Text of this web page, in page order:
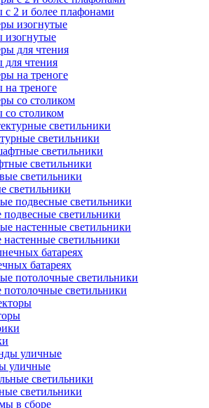
2 и более плафонами
изогнутые
чтения
треноге
столиком
светильники
светильники
светильники
светильники
светильники
батареях
светильники
уличные
светильники